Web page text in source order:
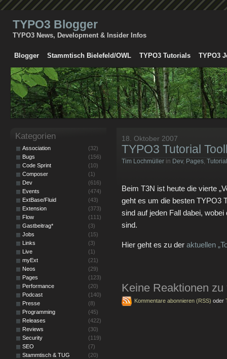
TYPO3 Blogger
TYPO3 News, Development & Insider Infos
Blogger Stammtisch Bielefeld/OWL TYPO3 Tutorials TYPO3
18. Oktober 2007
TYPO3 Tutorial
Tim Lochmüller in Dev, Pages, Tutorial
Beim T3N ist heute die vierte
geht es um die besten TYPO3
sind auf jeden Fall dabei,
sind.
Hier geht es zu der aktuellen
Keine Reaktionen zu
Kommentare abonnieren (RSS) oder
Kategorien
Association
(32)
Bugs
(156)
Code Sprint
(10)
Composer
(1)
Dev
(616)
Events
(474)
ExtBase/Fluid
(43)
Extension
(373)
Flow
(111)
Gastbeitrag*
(3)
Jobs
(15)
Links
(3)
Live
(1)
myExt
(21)
Neos
(29)
Pages
(123)
Performance
(20)
Podcast
(140)
Presse
(8)
Programming
(45)
Releases
(422)
Reviews
(30)
Security
(119)
SEO
(7)
Stammtisch & TUG
(20)